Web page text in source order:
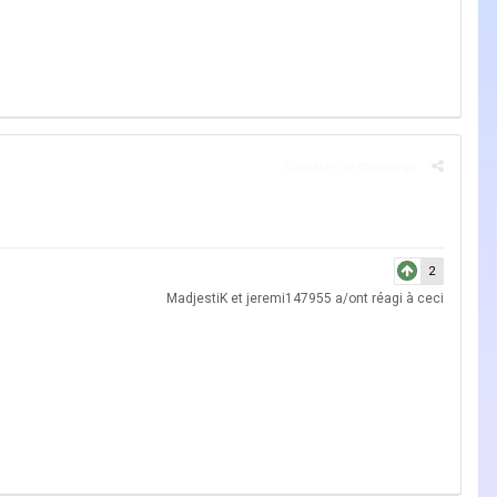
2
MadjestiK et jeremi147955 a/ont réagi à ceci